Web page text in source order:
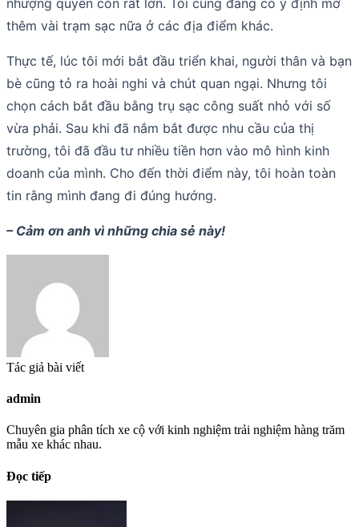
thêm vài trạm sạc nữa ở các địa điểm khác.
Thực tế, lúc tôi mới bắt đầu triển khai, người thân và bạn
bè cũng tỏ ra hoài nghi và chút quan ngại. Nhưng tôi
chọn cách bắt đầu bằng trụ sạc công suất nhỏ với số
vừa phải. Sau khi đã nắm bắt được nhu cầu của thị
trường, tôi đã đầu tư nhiều tiền hơn vào mô hình kinh
doanh của mình. Cho đến thời điểm này, tôi hoàn toàn
tin rằng mình đang đi đúng hướng.
– Cảm ơn anh vì những chia sẻ này!
Tác giả bài viết
admin
Chuyên gia phân tích xe cộ với kinh nghiệm trải nghiệm hàng trăm
mẫu xe khác nhau.
Đọc tiếp